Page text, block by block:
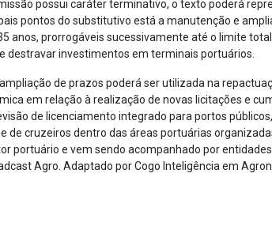
possui caráter terminativo, o texto poderá
pontos do substitutivo está a manutenção e
anos, prorrogáveis sucessivamente até o limite
destravar investimentos em terminais portuários.
de prazos poderá ser utilizada na
em relação à realização de novas licitações e
de licenciamento integrado para portos
de cruzeiros dentro das áreas portuárias
portuário e vem sendo acompanhado por
Agro. Adaptado por Cogo Inteligência em